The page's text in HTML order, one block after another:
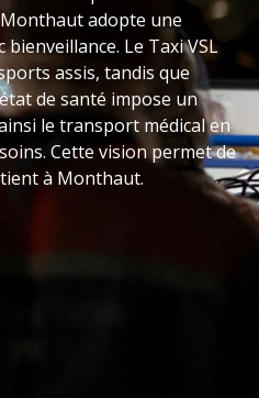
adopte une
Le Taxi VSL
assis, tandis que
de santé impose un
le transport médical en
Cette vision permet de
à Monthaut.